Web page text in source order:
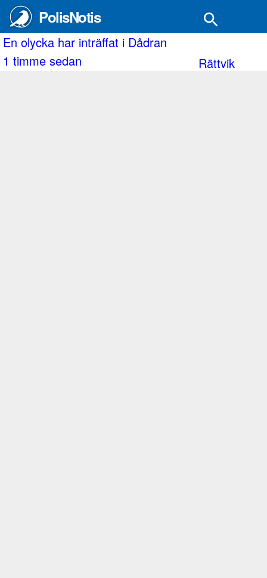
PolisNotis
En lyktstolpe i Årsta partihandlarområde har
2 timmar sedan
Stockholm